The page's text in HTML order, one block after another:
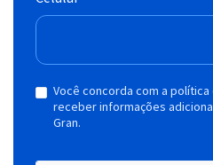
Você concorda com a
receber informações
Gran.